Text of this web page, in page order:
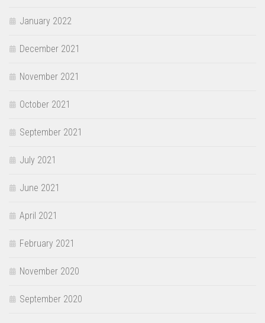
January 2022
December 2021
November 2021
October 2021
September 2021
July 2021
June 2021
April 2021
February 2021
November 2020
September 2020